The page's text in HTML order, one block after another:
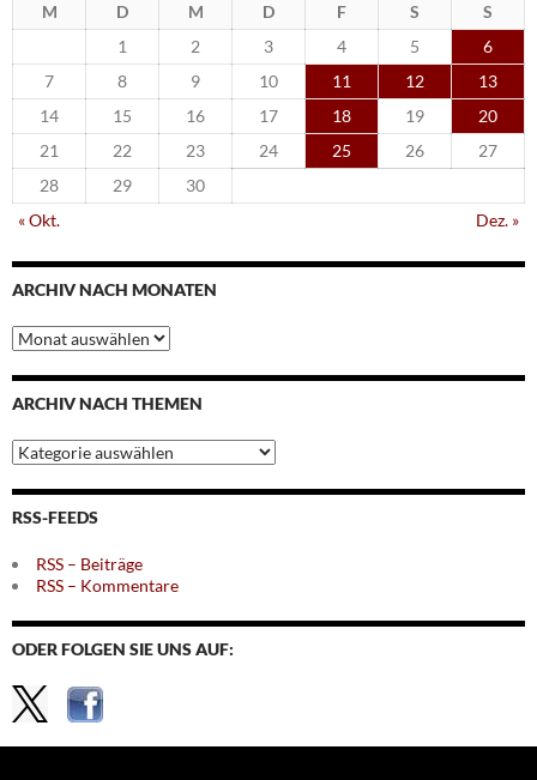
M D M D F S
S
1
2 3 4 5
6
7
8 9 10 11 12
13
14
15 16 17 18 19
20
21
22 23 24 25 26
27
28
29
30
« Okt.
Dez. »
ARCHIV NACH MONATEN
Archiv
nach
Monaten
ARCHIV NACH THEMEN
Archiv
nach
Themen
RSS-FEEDS
RSS – Beiträge
RSS – Kommentare
ODER FOLGEN SIE UNS AUF: